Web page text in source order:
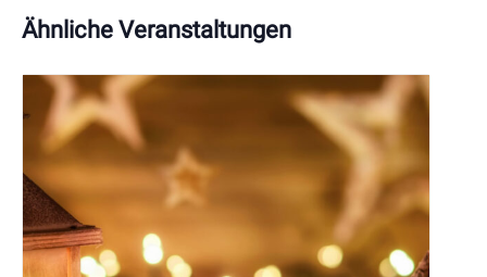
Ähnliche Veranstaltungen